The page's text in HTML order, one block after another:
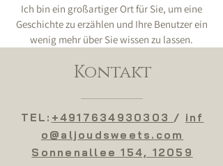
Ich bin ein großartiger Ort für Sie, um eine
Geschichte zu erzählen und Ihre Benutzer ein
wenig mehr über Sie wissen zu lassen.
Kontakt
TEL: +4917634930303 / inf
o@aljoudsweets.com
Sonnenallee 154, 12059